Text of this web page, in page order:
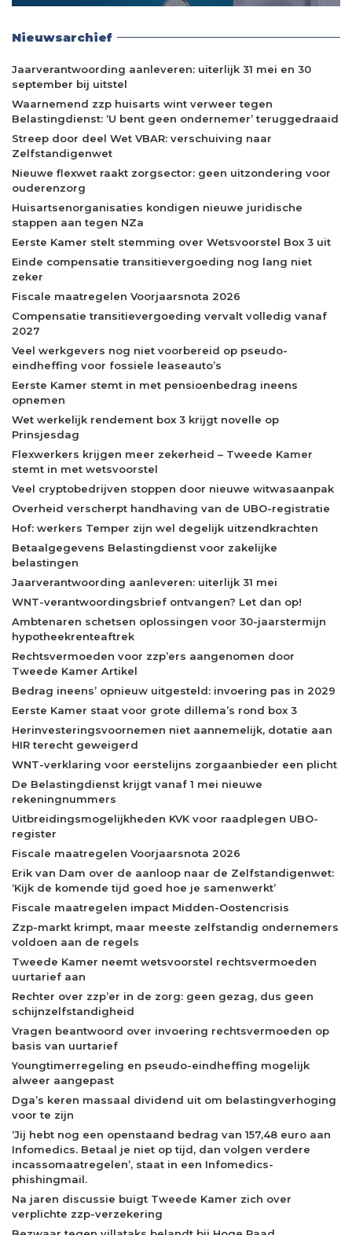
Nieuwsarchief
Jaarverantwoording aanleveren: uiterlijk 31 mei en 30
september bij uitstel
Waarnemend zzp huisarts wint verweer tegen
Belastingdienst: ‘U bent geen ondernemer’ teruggedraaid
Streep door deel Wet VBAR: verschuiving naar
Zelfstandigenwet
Nieuwe flexwet raakt zorgsector: geen uitzondering voor
ouderenzorg
Huisartsenorganisaties kondigen nieuwe juridische
stappen aan tegen NZa
Eerste Kamer stelt stemming over Wetsvoorstel Box 3 uit
Einde compensatie transitievergoeding nog lang niet
zeker
Fiscale maatregelen Voorjaarsnota 2026
Compensatie transitievergoeding vervalt volledig vanaf
2027
Veel werkgevers nog niet voorbereid op pseudo-
eindheffing voor fossiele leaseauto’s
Eerste Kamer stemt in met pensioenbedrag ineens
opnemen
Wet werkelijk rendement box 3 krijgt novelle op
Prinsjesdag
Flexwerkers krijgen meer zekerheid – Tweede Kamer
stemt in met wetsvoorstel
Veel cryptobedrijven stoppen door nieuwe witwasaanpak
Overheid verscherpt handhaving van de UBO-registratie
Hof: werkers Temper zijn wel degelijk uitzendkrachten
Betaalgegevens Belastingdienst voor zakelijke
belastingen
Jaarverantwoording aanleveren: uiterlijk 31 mei
WNT-verantwoordingsbrief ontvangen? Let dan op!
Ambtenaren schetsen oplossingen voor 30-jaarstermijn
hypotheekrenteaftrek
Rechtsvermoeden voor zzp’ers aangenomen door
Tweede Kamer Artikel
Bedrag ineens’ opnieuw uitgesteld: invoering pas in 2029
Eerste Kamer staat voor grote dillema’s rond box 3
Herinvesteringsvoornemen niet aannemelijk, dotatie aan
HIR terecht geweigerd
WNT-verklaring voor eerstelijns zorgaanbieder een plicht
De Belastingdienst krijgt vanaf 1 mei nieuwe
rekeningnummers
Uitbreidingsmogelijkheden KVK voor raadplegen UBO-
register
Fiscale maatregelen Voorjaarsnota 2026
Erik van Dam over de aanloop naar de Zelfstandigenwet:
‘Kijk de komende tijd goed hoe je samenwerkt’
Fiscale maatregelen impact Midden-Oostencrisis
Zzp-markt krimpt, maar meeste zelfstandig ondernemers
voldoen aan de regels
Tweede Kamer neemt wetsvoorstel rechtsvermoeden
uurtarief aan
Rechter over zzp’er in de zorg: geen gezag, dus geen
schijnzelfstandigheid
Vragen beantwoord over invoering rechtsvermoeden op
basis van uurtarief
Youngtimerregeling en pseudo-eindheffing mogelijk
alweer aangepast
Dga’s keren massaal dividend uit om belastingverhoging
voor te zijn
‘Jij hebt nog een openstaand bedrag van 157,48 euro aan
Infomedics. Betaal je niet op tijd, dan volgen verdere
incassomaatregelen’, staat in een Infomedics-
phishingmail.
Na jaren discussie buigt Tweede Kamer zich over
verplichte zzp-verzekering